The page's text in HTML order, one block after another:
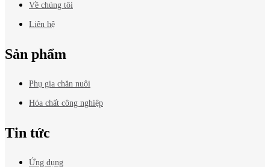
Về chúng tôi
Liên hệ
Sản phẩm
Phụ gia chăn nuôi
Hóa chất công nghiệp
Tin tức
Ứng dụng